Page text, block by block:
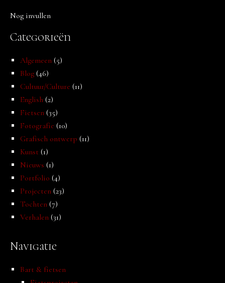
Nog invullen
Categorieën
Algemeen (5)
Blog (46)
Cultuur/Culture (11)
English (2)
Fietsen (35)
Fotografie (10)
Grafisch ontwerp (11)
Kunst (1)
Nieuws (1)
Portfolio (4)
Projecten (23)
Tochten (7)
Verhalen (31)
Navigatie
Bart & fietsen